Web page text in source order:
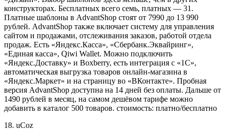
конструкторах. Бесплатных всего семь, платных — 31.
Платные шаблоны в AdvantShop стоят от 7990 до 13 990
рублей. AdvantShop также включает систему для управления
сайтом и продажами, отслеживания заказов, работой отдела
продаж. Есть «Яндекс.Касса», «Сбербанк.Эквайринг»,
«Единая касса», Qiwi Wallet. Можно подключить
«Яндекс.Доставку» и Boxberry, есть интеграция с «1С»,
автоматическая выгрузка товаров онлайн-магазина в
«Яндекс.Маркет» и на страницу во «ВКонтакте». Пробная
версия AdvantShop доступна на 14 дней без оплаты. Дальше от
1490 рублей в месяц, на самом дешёвом тарифе можно
добавить в каталог 500 товаров. стоимость: платно/бесплатно
18. uCoz